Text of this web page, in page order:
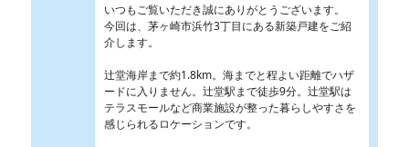
いつもご覧いただき誠にありがとうございます。
今回は、茅ヶ崎市浜竹3丁目にある新築戸建をご紹
介します。
辻堂海岸まで約1.8km。海までと程よい距離でハザ
ードに入りません。辻堂駅まで徒歩9分。辻堂駅は
テラスモールなど商業施設が整った暮らしやすさを
感じられるロケーションです。